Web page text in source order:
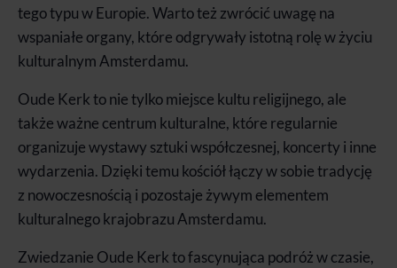
tego typu w Europie. Warto też zwrócić uwagę na
wspaniałe organy, które odgrywały istotną rolę w życiu
kulturalnym Amsterdamu.
Oude Kerk to nie tylko miejsce kultu religijnego, ale
także ważne centrum kulturalne, które regularnie
organizuje wystawy sztuki współczesnej, koncerty i inne
wydarzenia. Dzięki temu kościół łączy w sobie tradycję
z nowoczesnością i pozostaje żywym elementem
kulturalnego krajobrazu Amsterdamu.
Zwiedzanie Oude Kerk to fascynująca podróż w czasie,